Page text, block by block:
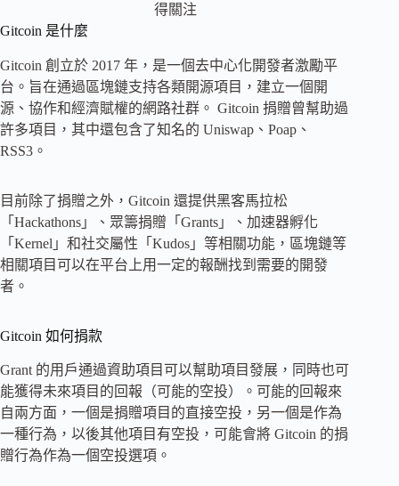
得關注
Gitcoin 是什麼
Gitcoin 創立於 2017 年，是一個去中心化開發者激勵平
台。旨在通過區塊鏈支持各類開源項目，建立一個開
源、協作和經濟賦權的網路社群。 Gitcoin 捐贈曾幫助過
許多項目，其中還包含了知名的 Uniswap、Poap、
RSS3。
目前除了捐贈之外，Gitcoin 還提供黑客馬拉松
「Hackathons」、眾籌捐贈「Grants」、加速器孵化
「Kernel」和社交屬性「Kudos」等相關功能，區塊鏈等
相關項目可以在平台上用一定的報酬找到需要的開發
者。
Gitcoin 如何捐款
Grant 的用戶通過資助項目可以幫助項目發展，同時也可
能獲得未來項目的回報（可能的空投）。可能的回報來
自兩方面，一個是捐贈項目的直接空投，另一個是作為
一種行為，以後其他項目有空投，可能會將 Gitcoin 的捐
贈行為作為一個空投選項。